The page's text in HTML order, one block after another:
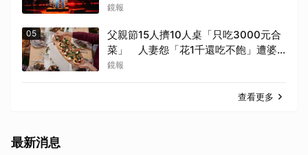
生
鏡報
05
父親節15人擠10人桌「只吃3000元合
菜」 人妻怨「花1千還吃不飽」遭婆
婆阻加菜
鏡報
查看更多
最新消息